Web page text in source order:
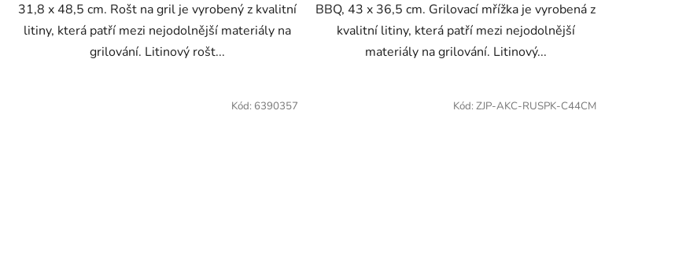
31,8 x 48,5 cm. Rošt na gril je vyrobený z kvalitní
litiny, která patří mezi nejodolnější materiály na
grilování. Litinový rošt...
BBQ, 43 x 36,5 cm. Grilovací mřížka je vyrobená z
kvalitní litiny, která patří mezi nejodolnější
materiály na grilování. Litinový...
Kód: 6390357 Kód: ZJP-AKC-RUSPK-C44CM